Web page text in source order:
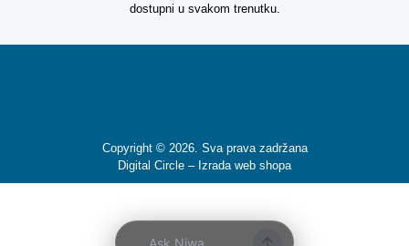
dostupni u svakom trenutku.
Copyright © 2026. Sva prava zadržana
Digital Circle – Izrada web shopa
mogu da
pomognem.
Ask Niwa